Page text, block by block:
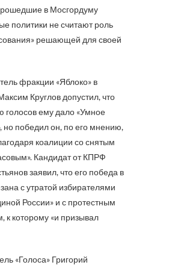
в Мосгордуму
политики не считают роль
решающей для своей
фракции «Яблоко» в
Круглов допустил, что
голосов ему дало «Умное
но победил он, по его мнению,
коалиции со снятым
Кандидат от КПРФ
заявил, что его победа в
с утратой избирателями
России» и с протестным
к которому «и призывал
«Голоса» Григорий